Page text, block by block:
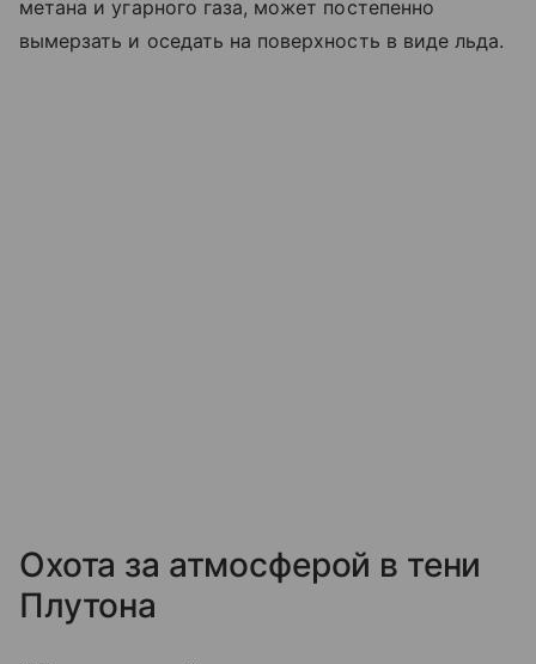
метана и угарного газа, может постепенно
вымерзать и оседать на поверхность в виде льда.
Охота за атмосферой в тени
Плутона